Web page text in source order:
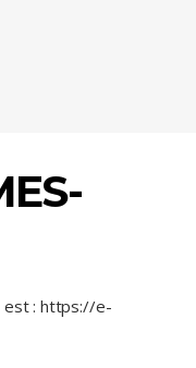
est : https://e-